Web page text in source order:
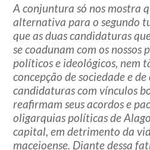
A conjuntura só nos mostra
alternativa para o segundo
que as duas candidaturas
se coadunam com os nossos
políticos e ideológicos, nem
concepção de sociedade e de
candidaturas com vínculos
reafirmam seus acordos e
oligarquias políticas de
capital, em detrimento da
maceioense. Diante dessa